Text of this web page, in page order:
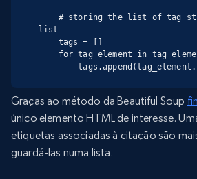
list
Graças ao método da Beautiful Soup
único elemento HTML de interesse.
etiquetas associadas à citação são
guardá-las numa lista.